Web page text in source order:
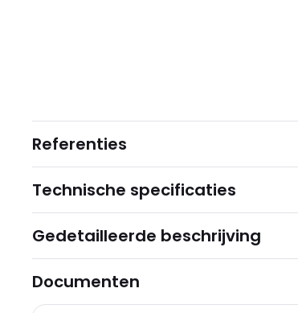
Referenties
Technische specificaties
Gedetailleerde beschrijving
Documenten